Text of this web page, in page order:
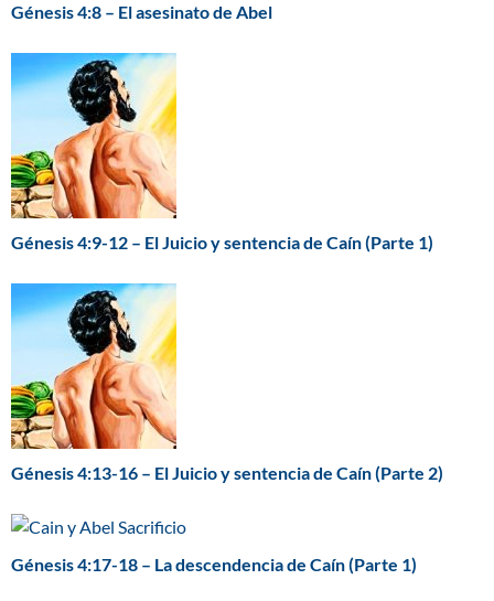
Génesis 4:8 – El asesinato de Abel
Génesis 4:9-12 – El Juicio y sentencia de Caín (Parte 1)
Génesis 4:13-16 – El Juicio y sentencia de Caín (Parte 2)
Génesis 4:17-18 – La descendencia de Caín (Parte 1)